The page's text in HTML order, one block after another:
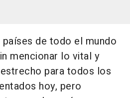
de todo el mundo
mencionar lo vital y
para todos los
hoy, pero